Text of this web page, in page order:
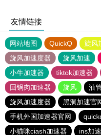
友情链接
网站地图 QuickQ 旋风
旋风加速度器
旋风加速
小牛加速器
tiktok加速器
回锅肉加速器
旋风 油
旋风加速度器
黑洞加速官
手机外国加速器官网
小猫咪ciash加速器
ins加